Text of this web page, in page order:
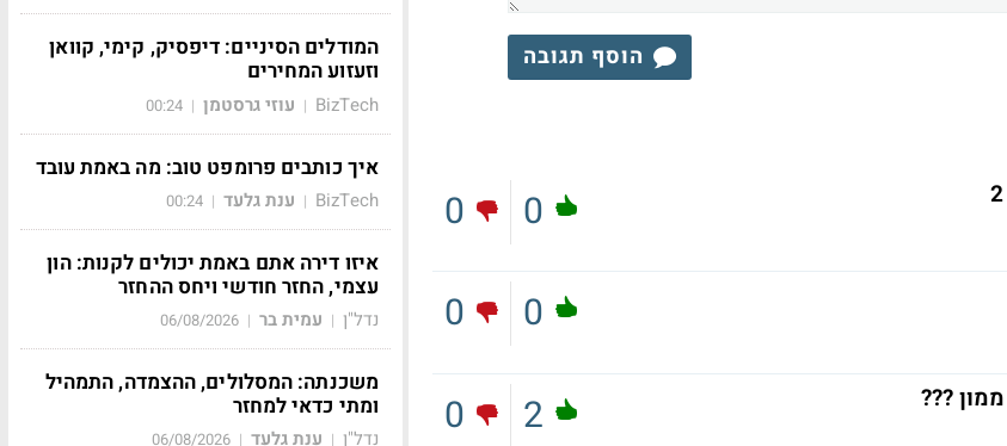
הוסף תגובה
0
0
0
0
???
2
0
המודלים הסיניים: דיפסיק, קימי, קוואן
וזעזוע המחירים
BizTech
| עוזי גרסטמן |
00:24
איך כותבים פרומפט טוב: מה באמת עובד
BizTech
| ענת גלעד |
00:24
איזו דירה אתם באמת יכולים לקנות: הון
עצמי, החזר חודשי ויחס ההחזר
נדל"ן | עמית בר |
06/08/2026
משכנתה: המסלולים, ההצמדה, התמהיל
ומתי כדאי למחזר
נדל"ן | ענת גלעד |
06/08/2026